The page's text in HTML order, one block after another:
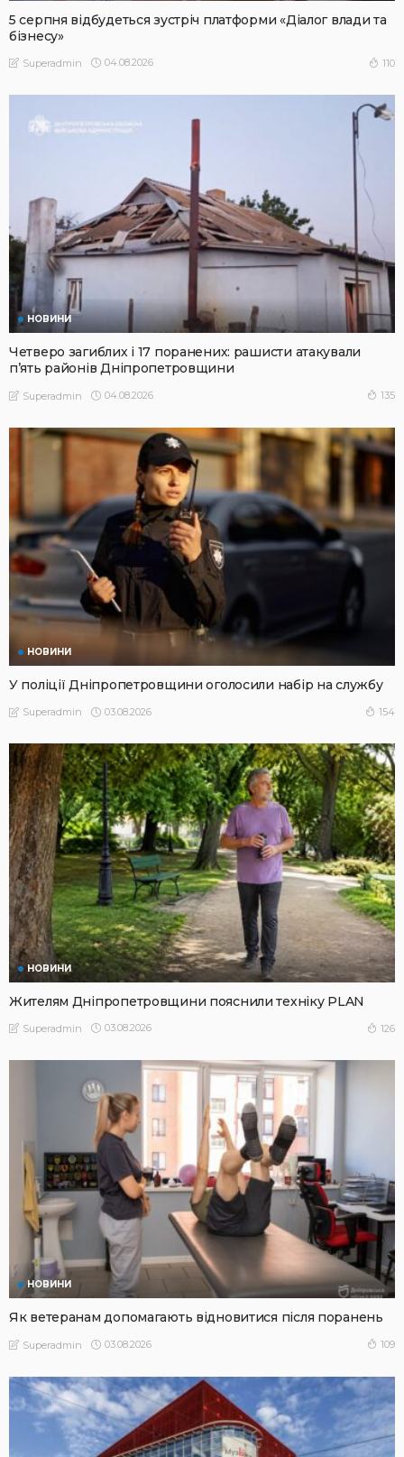
5 серпня відбудеться зустріч платформи «Діалог влади та
бізнесу»
Superadmin 04.08.2026 110
НОВИНИ
Четверо загиблих і 17 поранених: рашисти атакували
п’ять районів Дніпропетровщини
Superadmin 04.08.2026 135
НОВИНИ
У поліції Дніпропетровщини оголосили набір на службу
Superadmin 03.08.2026 154
НОВИНИ
Жителям Дніпропетровщини пояснили техніку PLAN
Superadmin 03.08.2026 126
НОВИНИ
Як ветеранам допомагають відновитися після поранень
Superadmin 03.08.2026 109